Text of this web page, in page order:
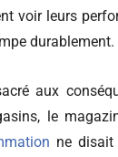
voir leurs
durablement.
aux
le
ne disait